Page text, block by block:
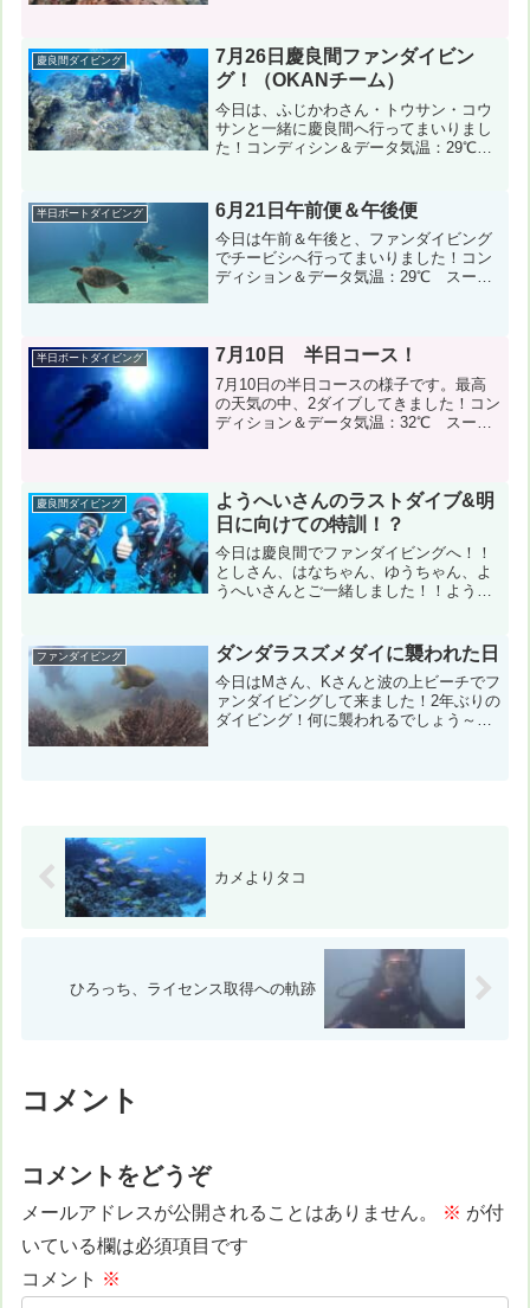
グー） 風速：北...
慶良間ダイビング
7月26日慶良間ファンダイビン
グ！（OKANチーム）
今日は、ふじかわさん・トウサン・コウ
サンと一緒に慶良間へ行ってまいりまし
た！コンディシン＆データ気温：29℃
速：南東9m 波：3.5m うねり：あり 透
明度20m...
半日ボートダイビング 6月21日午前便＆午後便
今日は午前＆午後と、ファンダイビング
でチービシへ行ってまいりました！コン
ディション＆データ気温：29℃ スー
（クエフ北...
半日ボートダイビング 7月10日 半日コース！
7月10日の半日コースの様子です。最高
の天気の中、2ダイブしてきました！コン
ディション＆データ気温：32℃ スー
２本目...
慶良間ダイビング
ようへいさんのラストダイブ&明
日に向けての特訓！？
今日は慶良間でファンダイビングへ！！
としさん、はなちゃん、ゆうちゃん、よ
うへいさんとご一緒しました！！ようへ
ション＆データ気温：23℃ スーツ：ド
ライスーツ 担当スタ...
ファンダイビング ダンダラスズメダイに襲われた日
今日はMさん、Kさんと波の上ビーチでフ
ァンダイビングして来ました！2年ぶりの
ダイビング！何に襲われるでしょう～？
カメよりタコ
ひろっち、ライセンス取得への軌跡
コメント
コメントをどうぞ
メールアドレスが公開されることはありません。 ※ が付
いている欄は必須項目です
コメント ※